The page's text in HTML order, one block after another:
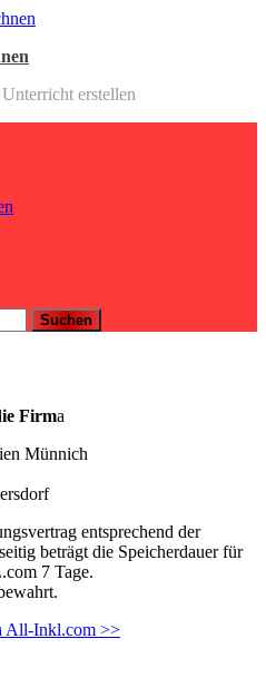
erstellen
Firma
Münnich
entsprechend der
beträgt die Speicherdauer für
7 Tage.
All-Inkl.com >>